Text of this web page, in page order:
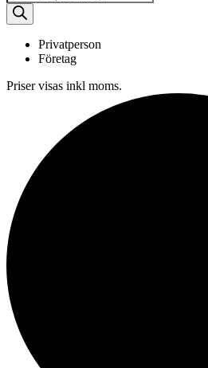
Privatperson
Företag
Priser visas inkl moms.